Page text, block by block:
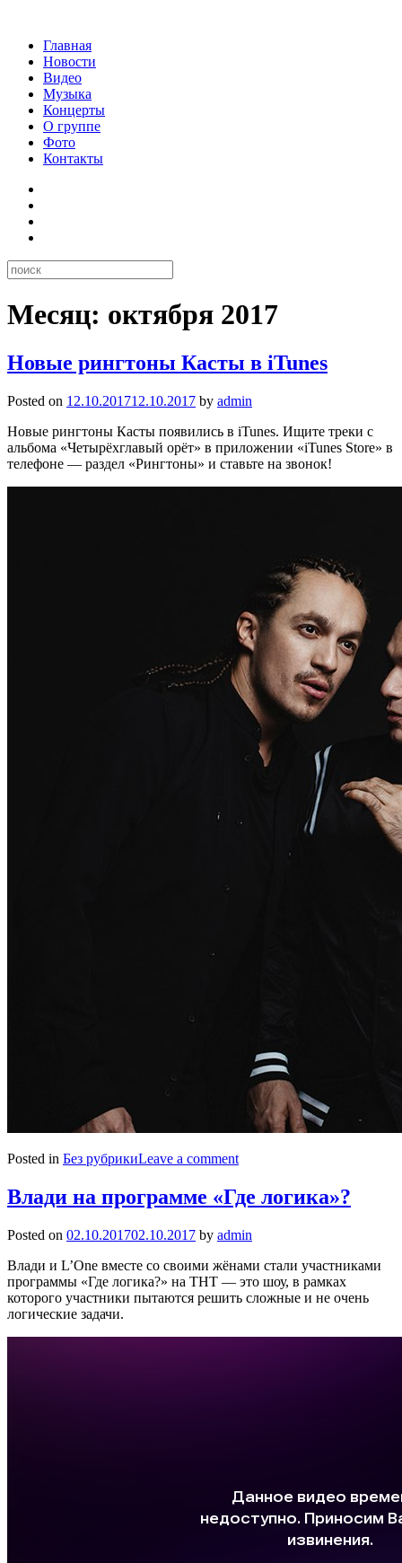
Главная
Новости
Видео
Музыка
Концерты
О группе
Фото
Контакты
Месяц: октября 2017
Новые рингтоны Касты в iTunes
Posted on 12.10.201712.10.2017 by admin
Новые рингтоны Касты появились в iTunes. Ищите треки с
альбома «Четырёхглавый орёт» в приложении «iTunes Store» в
телефоне — раздел «Рингтоны» и ставьте на звонок!
Posted in Без рубрикиLeave a comment
Влади на программе «Где логика»?
Posted on 02.10.201702.10.2017 by admin
Влади и L’One вместе со своими жёнами стали участниками
программы «Где логика?» на ТНТ — это шоу, в рамках
которого участники пытаются решить сложные и не очень
логические задачи.